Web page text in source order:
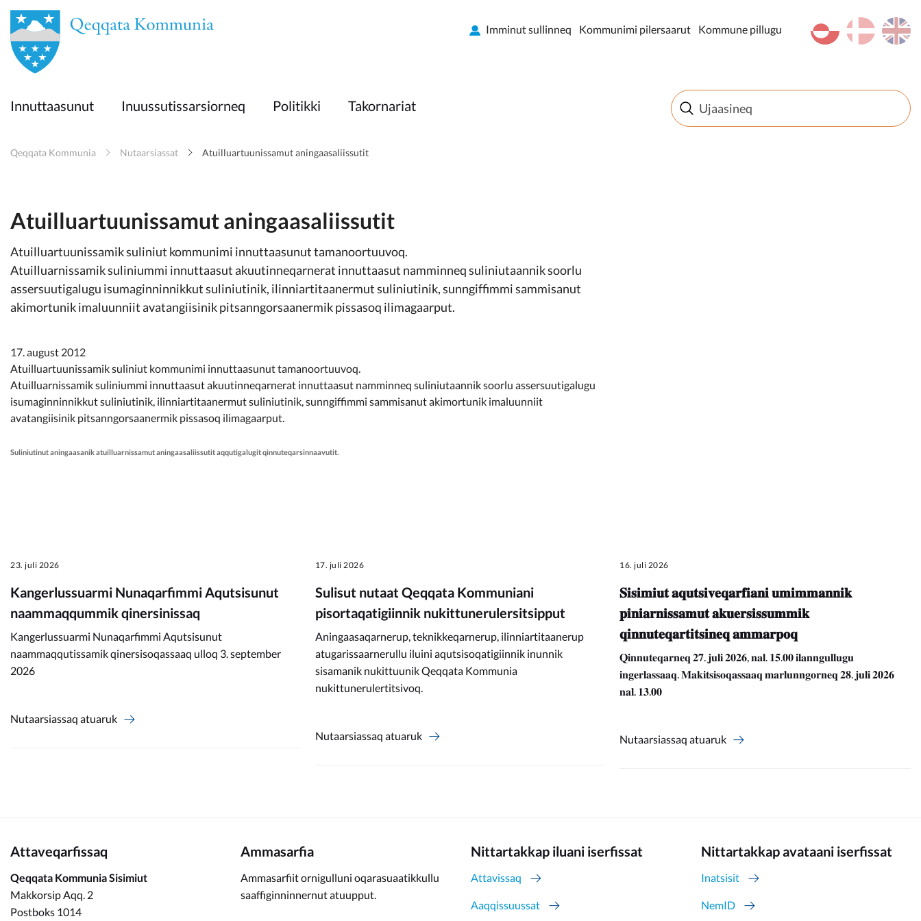
en
Innuttaasunut
Politikki
Imminut sullinneq
Kommunimi pilersaarut
Kommune pillugu
en
da
kl-GL
Imminut sullinneq Kommunimi pilersaarut Kommune pillugu
Innuttaasunut Inuussutissarsiorneq Politikki Takornariat
Qeqqata Kommunia Nutaarsiassat Atuilluartuunissamut aningaasaliissutit
Atuilluartuunissamut aningaasaliissutit
Atuilluartuunissamik suliniut kommunimi innuttaasunut tamanoortuuvoq.
Atuilluarnissamik suliniummi innuttaasut akuutinneqarnerat innuttaasut namminneq suliniutaannik soorlu
assersuutigalugu isumaginninnikkut suliniutinik, ilinniartitaanermut suliniutinik, sunngiffimmi sammisanut
akimortunik imaluunniit avatangiisinik pitsanngorsaanermik pissasoq ilimagaarput.
17. august 2012
Atuilluartuunissamik suliniut kommunimi innuttaasunut tamanoortuuvoq.
Atuilluarnissamik suliniummi innuttaasut akuutinneqarnerat innuttaasut namminneq suliniutaannik soorlu assersuutigalugu
isumaginninnikkut suliniutinik, ilinniartitaanermut suliniutinik, sunngiffimmi sammisanut akimortunik imaluunniit
avatangiisinik pitsanngorsaanermik pissasoq ilimagaarput.
Suliniutinut aningaasanik atuilluarnissamut aningaasaliissutit aqqutigalugit qinnuteqarsinnaavutit.
23. juli 2026
Kangerlussuarmi Nunaqarfimmi Aqutsisunut
naammaqqummik qinersinissaq
Kangerlussuarmi Nunaqarfimmi Aqutsisunut
naammaqqutissamik qinersisoqassaaq ulloq 3. september
2026
Nutaarsiassaq atuaruk
17. juli 2026
Sulisut nutaat Qeqqata Kommuniani
pisortaqatigiinnik nukittunerulersitsipput
Aningaasaqarnerup, teknikkeqarnerup, ilinniartitaanerup
atugarissaarnerullu iluini aqutsisoqatigiinnik inunnik
sisamanik nukittuunik Qeqqata Kommunia
nukittunerulertitsivoq.
Nutaarsiassaq atuaruk
16. juli 2026
𝐒𝐢𝐬𝐢𝐦𝐢𝐮𝐭 𝐚𝐪𝐮𝐭𝐬𝐢𝐯𝐞𝐪𝐚𝐫𝐟𝐢𝐚𝐧𝐢 𝐮𝐦𝐢𝐦𝐦𝐚𝐧𝐧𝐢𝐤
𝐩𝐢𝐧𝐢𝐚𝐫𝐧𝐢𝐬𝐬𝐚𝐦𝐮𝐭 𝐚𝐤𝐮𝐞𝐫𝐬𝐢𝐬𝐬𝐮𝐦𝐦𝐢𝐤
𝐪𝐢𝐧𝐧𝐮𝐭𝐞𝐪𝐚𝐫𝐭𝐢𝐭𝐬𝐢𝐧𝐞𝐪 𝐚𝐦𝐦𝐚𝐫𝐩𝐨𝐪
𝐐𝐢𝐧𝐧𝐮𝐭𝐞𝐪𝐚𝐫𝐧𝐞𝐪 𝟐𝟕. 𝐣𝐮𝐥𝐢 𝟐𝟎𝟐𝟔, 𝐧𝐚𝐥. 𝟏𝟓.𝟎𝟎 𝐢𝐥𝐚𝐧𝐧𝐠𝐮𝐥𝐥𝐮𝐠𝐮
𝐢𝐧𝐠𝐞𝐫𝐥𝐚𝐬𝐬𝐚𝐚𝐪. 𝐌𝐚𝐤𝐢𝐭𝐬𝐢𝐬𝐨𝐪𝐚𝐬𝐬𝐚𝐚𝐪 𝐦𝐚𝐫𝐥𝐮𝐧𝐧𝐠𝐨𝐫𝐧𝐞𝐪 𝟐𝟖. 𝐣𝐮𝐥𝐢 𝟐𝟎𝟐𝟔
𝐧𝐚𝐥. 𝟏𝟑.𝟎𝟎
Nutaarsiassaq atuaruk
Attaveqarfissaq
Qeqqata Kommunia Sisimiut
Makkorsip Aqq. 2
Postboks 1014
Ammasarfia
Ammasarfiit ornigulluni oqarasuaatikkullu
saaffiginninnernut atuupput.
Nittartakkap iluani iserfissat
Attavissaq
Aaqqissuussat
Nittartakkap avataani iserfissat
Inatsisit
NemID